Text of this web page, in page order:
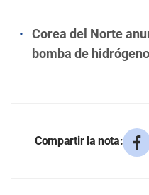
Corea del Norte
bomba de hidrógeno
Compartir la nota: